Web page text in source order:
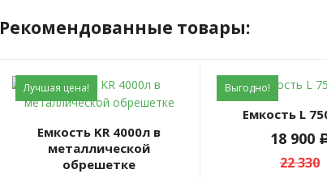
Рекомендованные товары:
Лучшая цена!
Емкость KR 4000л в
металлической
обрешетке
Выгодно!
Емкость L
18 900
22 330